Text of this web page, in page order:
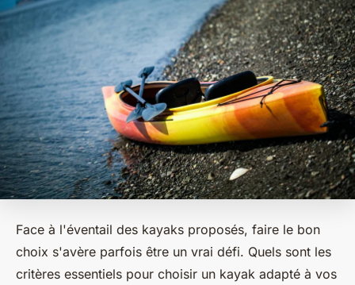
Face à l'éventail des kayaks proposés, faire le bon
choix s'avère parfois être un vrai défi. Quels sont les
critères essentiels pour choisir un kayak adapté à vos